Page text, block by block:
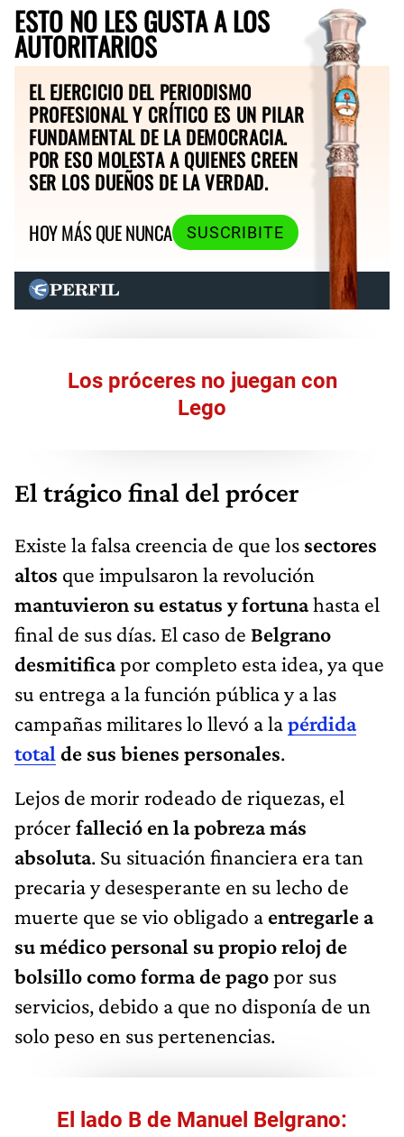
ESTO NO LES GUSTA A LOS
AUTORITARIOS
EL EJERCICIO DEL PERIODISMO
PROFESIONAL Y CRÍTICO ES UN PILAR
FUNDAMENTAL DE LA DEMOCRACIA.
POR ESO MOLESTA A QUIENES CREEN
SER LOS DUEÑOS DE LA VERDAD.
HOY MÁS QUE NUNCA
SUSCRIBITE
Los próceres no juegan con
Lego
El trágico final del prócer
Existe la falsa creencia de que los sectores
altos que impulsaron la revolución
mantuvieron su estatus y fortunahasta el
final de sus días. El caso de Belgrano
desmitificapor completo esta idea, ya que
su entrega a la función pública y a las
campañas militares lo llevó a lapérdida
total de sus bienes personales.
Lejos de morir rodeado de riquezas, el
prócer falleció en la pobreza más
absoluta. Su situación financiera era tan
precaria y desesperante en su lecho de
muerte que se vio obligado a entregarle a
su médico personal su propio reloj de
bolsillo como forma de pagopor sus
servicios, debido a que no disponía de un
solo peso en sus pertenencias.
El lado B de Manuel Belgrano: